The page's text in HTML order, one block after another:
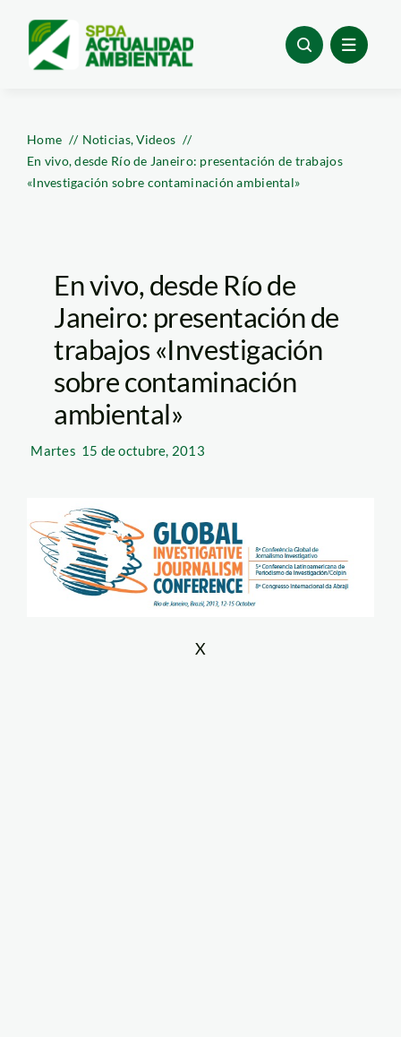
content
Home Noticias Videos
En vivo, desde Río de Janeiro: presentación de trabajos
«Investigación sobre contaminación ambiental»
En vivo, desde Río de
Janeiro: presentación de
trabajos «Investigación
sobre contaminación
ambiental»
Martes 15 de octubre, 2013
X